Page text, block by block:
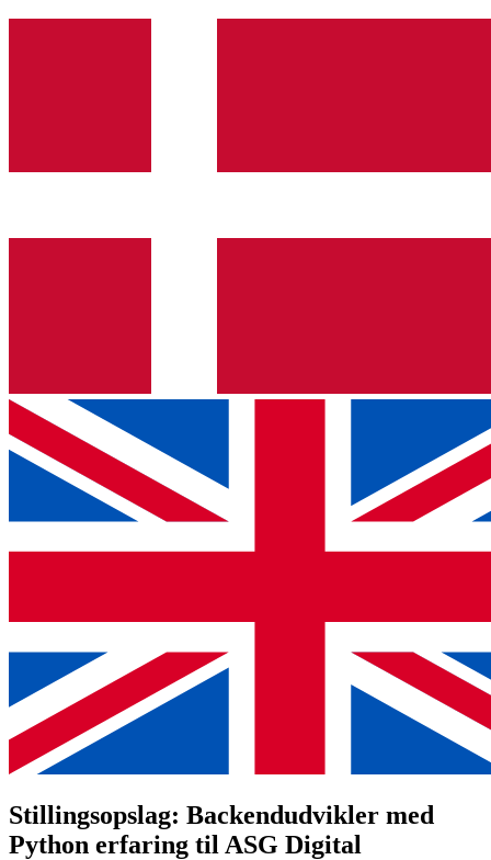
Stillingsopslag: Backendudvikler med
Python erfaring til ASG Digital